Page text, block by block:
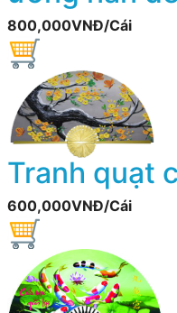
800,000VNĐ/Cái
Tranh quạt
600,000VNĐ/Cái